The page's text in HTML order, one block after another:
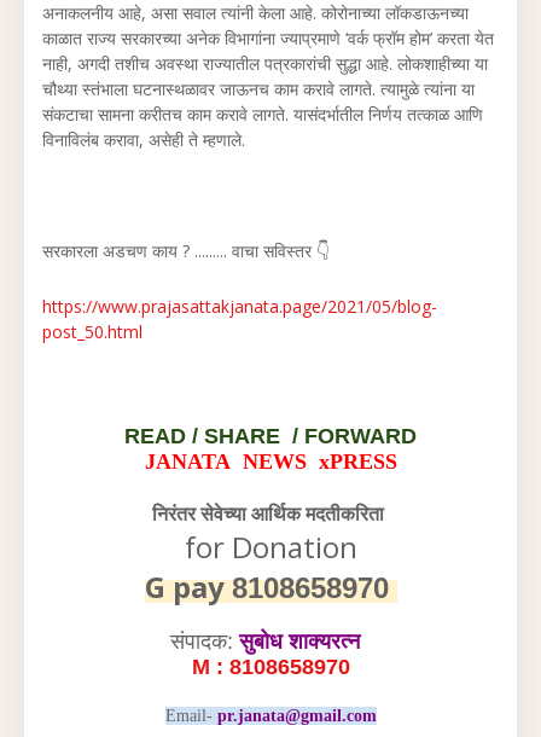
अनाकलनीय आहे, असा सवाल त्यांनी केला आहे. कोरोनाच्या लॉकडाऊनच्या
काळात राज्य सरकारच्या अनेक विभागांना ज्याप्रमाणे ‘वर्क फ्रॉम होम’ करता येत
नाही, अगदी तशीच अवस्था राज्यातील पत्रकारांची सुद्धा आहे. लोकशाहीच्या या
चौथ्या स्तंभाला घटनास्थळावर जाऊनच काम करावे लागते. त्यामुळे त्यांना या
संकटाचा सामना करीतच काम करावे लागते. यासंदर्भातील निर्णय तत्काळ आणि
विनाविलंब करावा, असेही ते म्हणाले.
सरकारला अडचण काय ? ......... वाचा सविस्तर 👇
https://www.prajasattakjanata.page/2021/05/blog-
post_50.html
READ / SHARE / FORWARD
JANATA NEWS xPRESS
निरंतर सेवेच्या आर्थिक मदतीकरिता
for Donation
G pay8108658970
संपादक:सुबोध शाक्यरत्न
M : 8108658970
Email- pr.janata@gmail.com